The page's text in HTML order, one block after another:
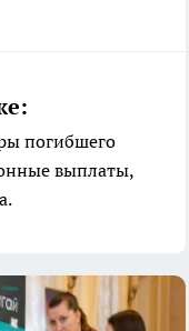
погибшего
выплаты,